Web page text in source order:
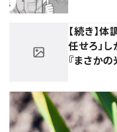
【続き】
任せろ」
『まさか